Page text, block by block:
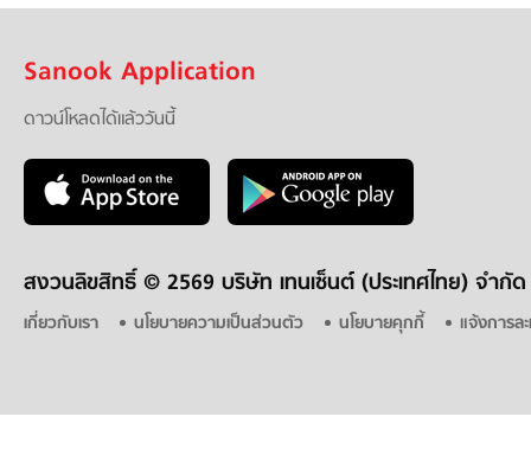
Sanook Application
ดาวน์โหลดได้แล้ววันนี้
สงวนลิขสิทธิ์ © 2569 บริษัท เทนเซ็นต์ (ประเทศไทย) จำกัด
เกี่ยวกับเรา นโยบายความเป็นส่วนตัว นโยบายคุกกี้ แจ้งการล